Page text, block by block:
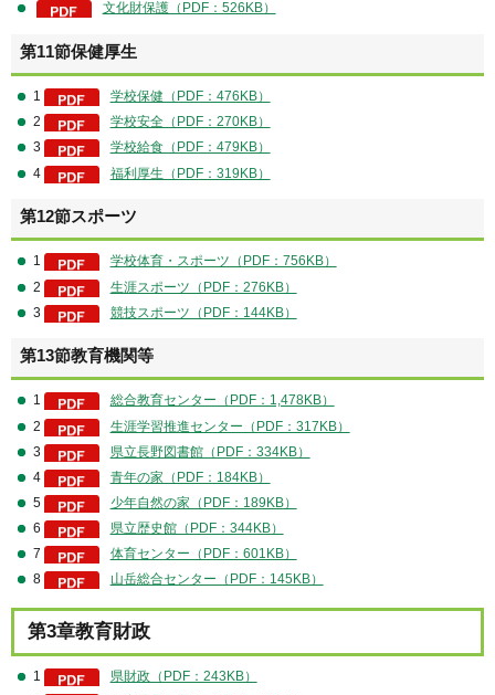
文化財保護（PDF：526KB）
第11節保健厚生
1
学校保健（PDF：476KB）
2
学校安全（PDF：270KB）
3
学校給食（PDF：479KB）
4
福利厚生（PDF：319KB）
第12節スポーツ
1
学校体育・スポーツ（PDF：756KB）
2
生涯スポーツ（PDF：276KB）
3
競技スポーツ（PDF：144KB）
第13節教育機関等
1
総合教育センター（PDF：1,478KB）
2
生涯学習推進センター（PDF：317KB）
3
県立長野図書館（PDF：334KB）
4
青年の家（PDF：184KB）
5
少年自然の家（PDF：189KB）
6
県立歴史館（PDF：344KB）
7
体育センター（PDF：601KB）
8
山岳総合センター（PDF：145KB）
第3章教育財政
1
県財政（PDF：243KB）